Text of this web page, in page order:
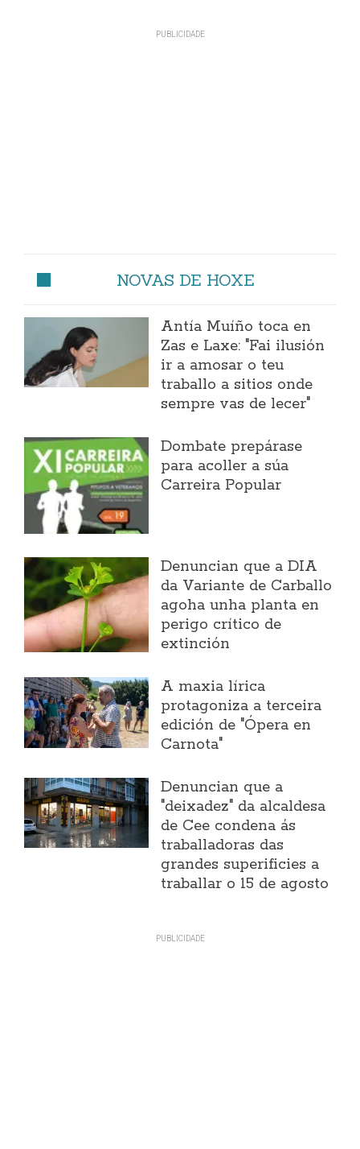
NOVAS DE HOXE
Antía Muíño toca en
Zas e Laxe: "Fai ilusión
ir a amosar o teu
traballo a sitios onde
sempre vas de lecer"
Dombate prepárase
para acoller a súa
Carreira Popular
Denuncian que a DIA
da Variante de Carballo
agoha unha planta en
perigo crítico de
extinción
A maxia lírica
protagoniza a terceira
edición de "Ópera en
Carnota"
Denuncian que a
"deixadez" da alcaldesa
de Cee condena ás
traballadoras das
grandes superificies a
traballar o 15 de agosto